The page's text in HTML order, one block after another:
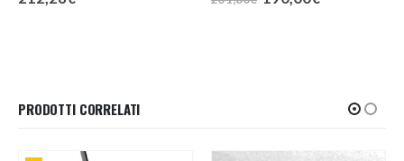
prezzo
PRODOTTI CORRELATI